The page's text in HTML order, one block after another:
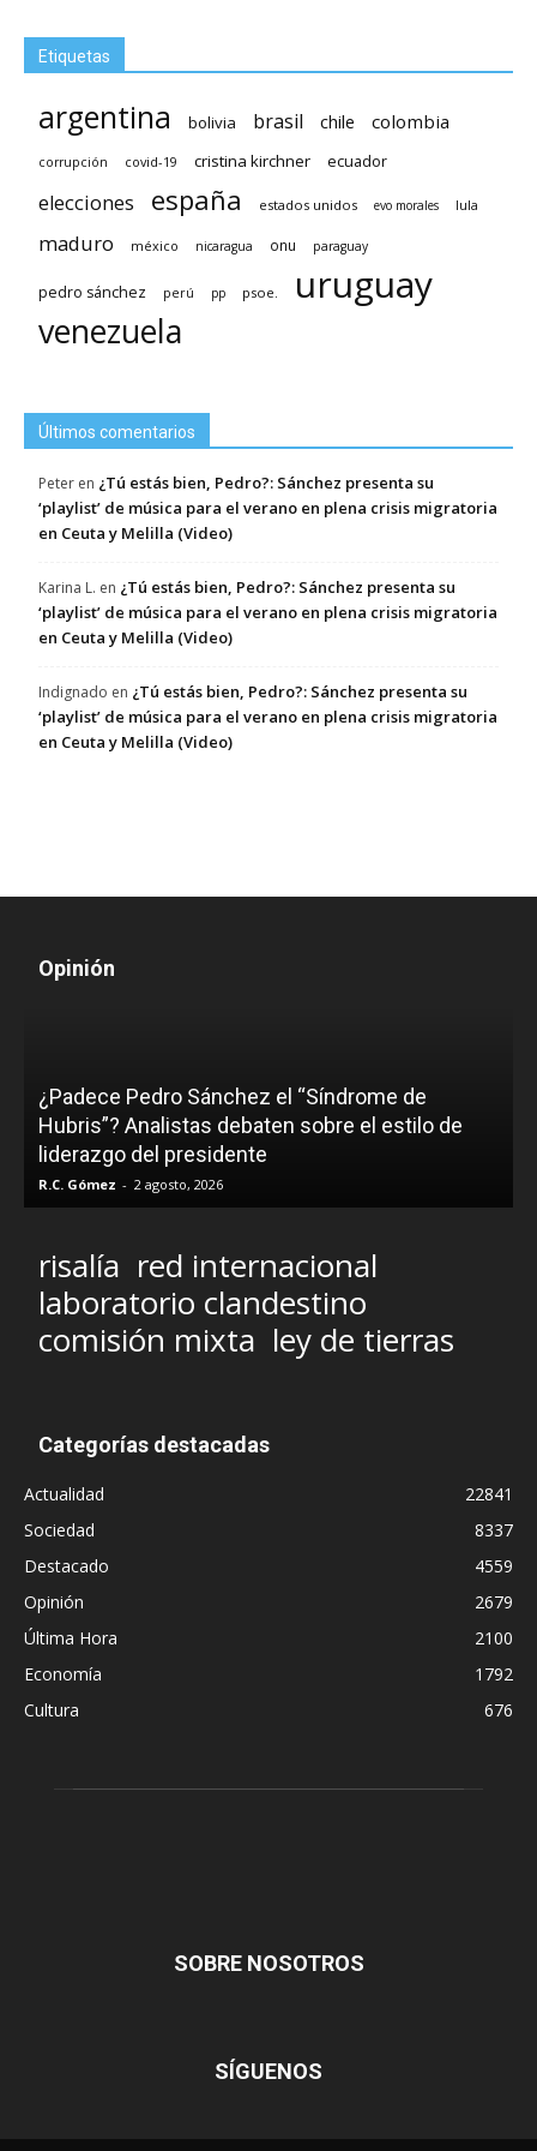
Etiquetas
argentina bolivia brasil chile colombia
corrupción covid-19 cristina kirchner ecuador
elecciones españa estados unidos evo morales lula
maduro méxico nicaragua onu paraguay
pedro sánchez perú pp psoe. uruguay
venezuela
Últimos comentarios
Peter en ¿Tú estás bien, Pedro?: Sánchez presenta su
‘playlist’ de música para el verano en plena crisis migratoria
en Ceuta y Melilla (Video)
Karina L. en ¿Tú estás bien, Pedro?: Sánchez presenta su
‘playlist’ de música para el verano en plena crisis migratoria
en Ceuta y Melilla (Video)
Indignado en ¿Tú estás bien, Pedro?: Sánchez presenta su
‘playlist’ de música para el verano en plena crisis migratoria
en Ceuta y Melilla (Video)
Opinión
¿Padece Pedro Sánchez el “Síndrome de
Hubris”? Analistas debaten sobre el estilo de
liderazgo del presidente
R.C. Gómez - 2 agosto, 2026
risalía red internacional
laboratorio clandestino
comisión mixta ley de tierras
Categorías destacadas
Actualidad
22841
Sociedad
8337
Destacado
4559
Opinión
2679
Última Hora
2100
Economía
1792
Cultura
676
SOBRE NOSOTROS
SÍGUENOS